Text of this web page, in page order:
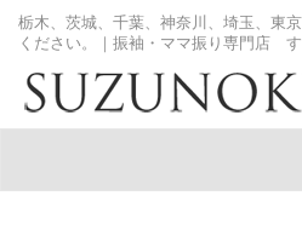
栃木、茨城、千葉、神奈川、埼玉、東
ください。｜振袖・ママ振り専門店